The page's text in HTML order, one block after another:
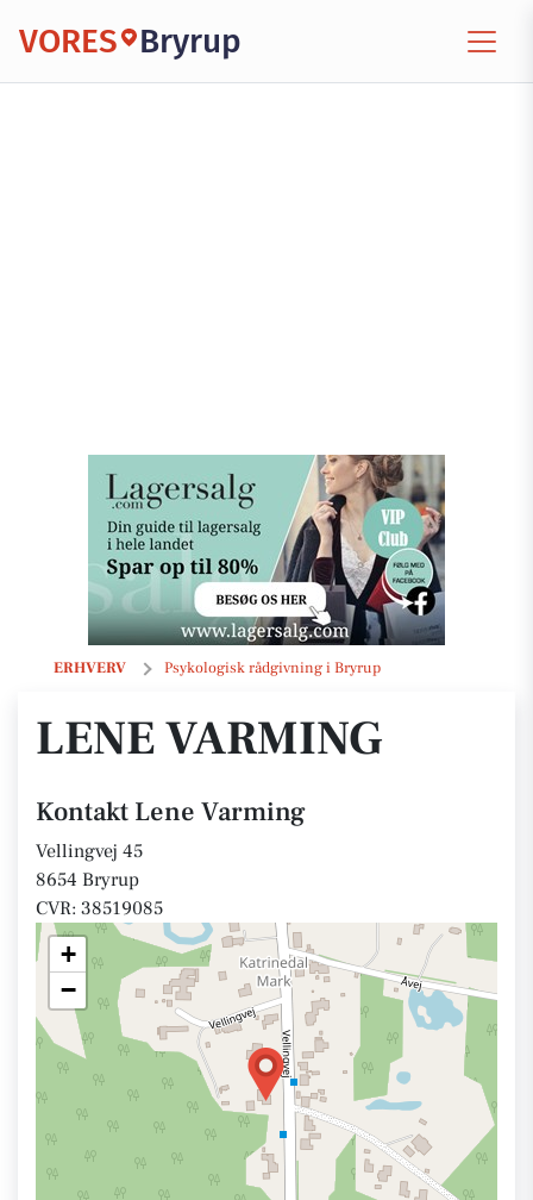
VORES Bryrup
ERHVERV Psykologisk rådgivning i Bryrup
Lene Varming
LENE VARMING
Kontakt Lene Varming
Vellingvej 45
8654 Bryrup
CVR: 38519085
+
−